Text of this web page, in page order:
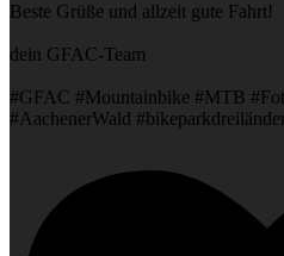
Beste Grüße und allzeit gute Fahrt!
dein GFAC-Team
#GFAC #Mountainbike #MTB
#AachenerWald